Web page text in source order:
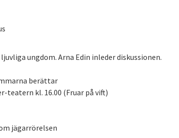
ungdom. Arna Edin inleder diskussionen.
berättar
teatern kl. 16.00 (Fruar på vift)
jägarrörelsen